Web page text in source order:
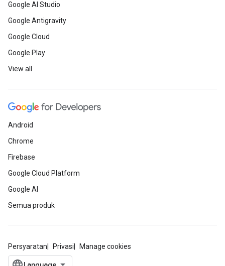
Google AI Studio
Google Antigravity
Google Cloud
Google Play
View all
Android
Chrome
Firebase
Google Cloud Platform
Google AI
Semua produk
Persyaratan Privasi Manage cookies